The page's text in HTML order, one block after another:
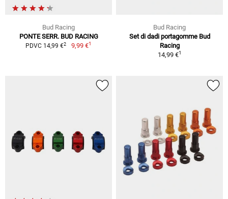
Bud Racing
PONTE SERR. BUD RACING
PDVC 14,99 €2 9,99 €1
Bud Racing
Set di dadi portagomme Bud
Racing
14,99 €1